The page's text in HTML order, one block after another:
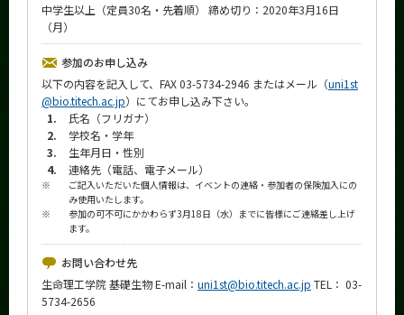
中学生以上（定員30名・先着順） 締め切り：2020年3月16日
（月）
参加のお申し込み
以下の内容を記入して、FAX 03-5734-2946 またはメール（uni1st
@bio.titech.ac.jp）にてお申し込み下さい。
1.
氏名（フリガナ）
2.
学校名・学年
3.
生年月日・性別
4.
連絡先（電話、電子メール）
※
ご記入いただいた個人情報は、イベントの連絡・参加者の保険加入にの
み使用いたします。
※
参加の可不可にかかわらず3月18日（水）までに皆様にご連絡差し上げ
ます。
お問い合わせ先
生命理工学院 基礎生物 E-mail： uni1st@bio.titech.ac.jp TEL： 03-
5734-2656
系詳細情報
CLOSE